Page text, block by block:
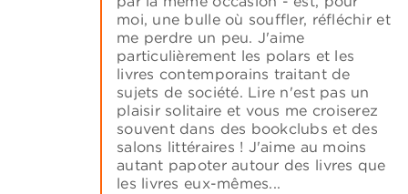
moi, une bulle où souffler, réfléchir et
me perdre un peu. J'aime
particulièrement les polars et les
livres contemporains traitant de
sujets de société. Lire n'est pas un
plaisir solitaire et vous me croiserez
souvent dans des bookclubs et des
salons littéraires ! J'aime au moins
autant papoter autour des livres que
les livres eux-mêmes...